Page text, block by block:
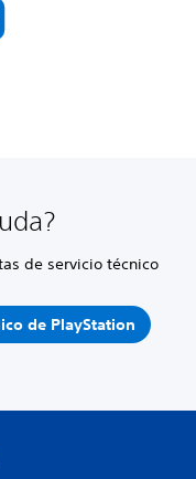
de servicio técnico
de PlayStation